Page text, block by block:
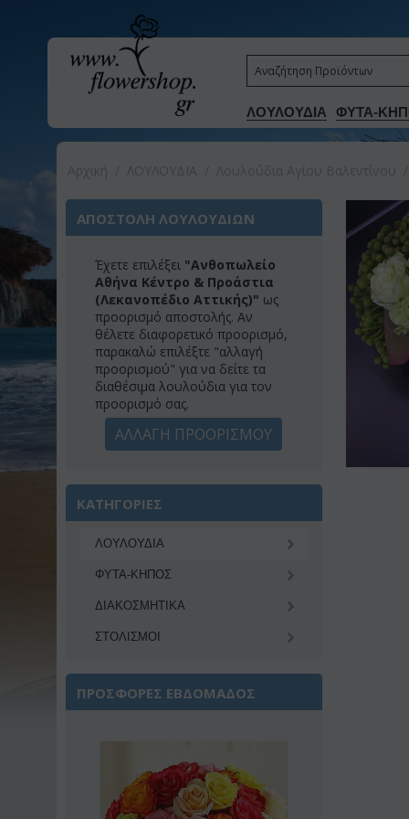
ΛΟΥΛΟΥΔΙΑ ΦΥΤΑ-
ΑΠΟΣΤΟΛΗ ΛΟΥΛΟΥΔΙΩΝ
Έχετε επιλέξει "Ανθοπωλείο
Αθήνα Κέντρο & Προάστια
(Λεκανοπέδιο Αττικής)" ως
προορισμό αποστολής. Αν
θέλετε διαφορετικό προορισμό,
παρακαλώ επιλέξτε "αλλαγή
προορισμού" για να δείτε τα
διαθέσιμα λουλούδια για τον
προορισμό σας.
ΑΛΛΑΓΗ ΠΡΟΟΡΙΣΜΟΥ
ΚΑΤΗΓΟΡΙΕΣ
ΛΟΥΛΟΥΔΙΑ
ΦΥΤΑ-ΚΗΠΟΣ
ΔΙΑΚΟΣΜΗΤΙΚA
ΣΤΟΛΙΣΜΟΙ
ΠΡΟΣΦΟΡΕΣ ΕΒΔΟΜΑΔΟΣ